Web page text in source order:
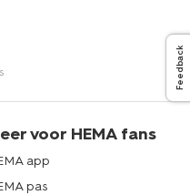
voor HEMA fans
app
pas
Feedback